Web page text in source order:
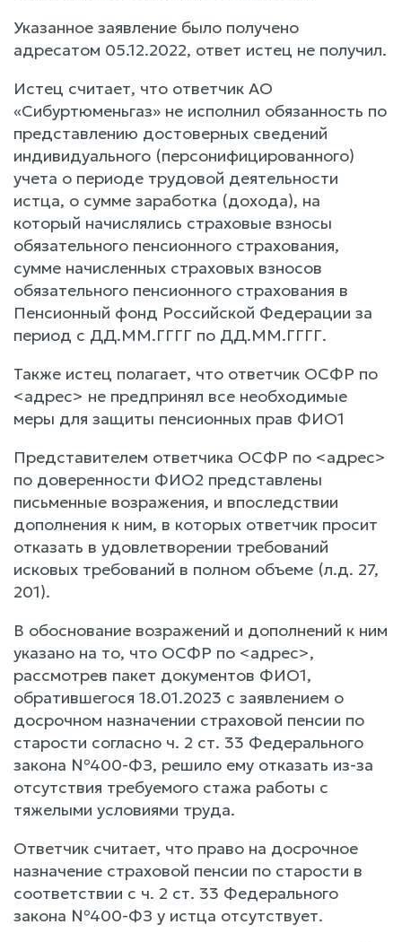
Указанное заявление было получено
адресатом 05.12.2022, ответ истец не получил.
Истец считает, что ответчик АО
«Сибуртюменьгаз» не исполнил обязанность по
представлению достоверных сведений
индивидуального (персонифицированного)
учета о периоде трудовой деятельности
истца, о сумме заработка (дохода), на
который начислялись страховые взносы
обязательного пенсионного страхования,
сумме начисленных страховых взносов
обязательного пенсионного страхования в
Пенсионный фонд Российской Федерации за
период с ДД.ММ.ГГГГ по ДД.ММ.ГГГГ.
Также истец полагает, что ответчик ОСФР по
<адрес> не предпринял все необходимые
меры для защиты пенсионных прав ФИО1
Представителем ответчика ОСФР по <адрес>
по доверенности ФИО2 представлены
письменные возражения, и впоследствии
дополнения к ним, в которых ответчик просит
отказать в удовлетворении требований
исковых требований в полном объеме (л.д. 27,
201).
В обоснование возражений и дополнений к ним
указано на то, что ОСФР по <адрес>,
рассмотрев пакет документов ФИО1,
обратившегося 18.01.2023 с заявлением о
досрочном назначении страховой пенсии по
старости согласно ч. 2 ст. 33 Федерального
закона №400-ФЗ, решило ему отказать из-за
отсутствия требуемого стажа работы с
тяжелыми условиями труда.
Ответчик считает, что право на досрочное
назначение страховой пенсии по старости в
соответствии с ч. 2 ст. 33 Федерального
закона №400-ФЗ у истца отсутствует.